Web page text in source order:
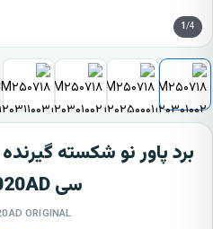
برد پاور نو شکسته
سی FD9020AD
ORIGINAL
1/4